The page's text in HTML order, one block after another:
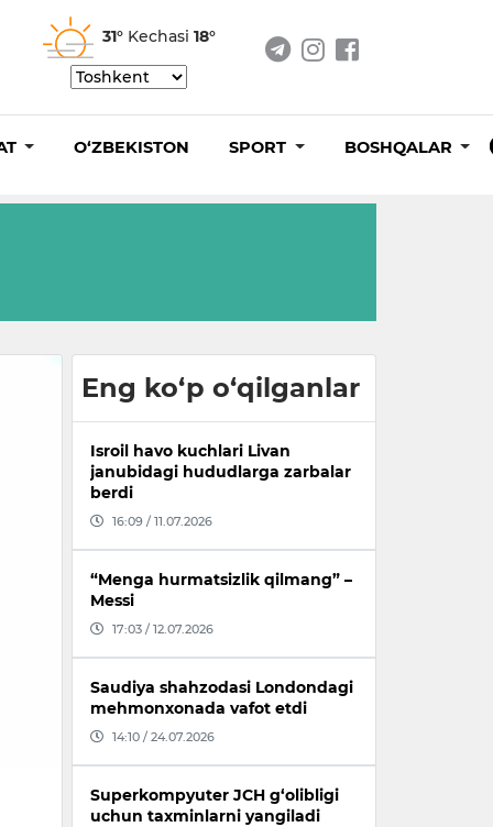
31° Kechasi 18°
O‘ZBEKISTON SPORT BOSHQALAR
Eng ko‘p o‘qilganlar
Isroil havo kuchlari Livan
janubidagi hududlarga zarbalar
berdi
16:09 / 11.07.2026
“Menga hurmatsizlik qilmang” –
Messi
17:03 / 12.07.2026
Saudiya shahzodasi Londondagi
mehmonxonada vafot etdi
14:10 / 24.07.2026
Superkompyuter JCH g‘olibligi
uchun taxminlarni yangiladi